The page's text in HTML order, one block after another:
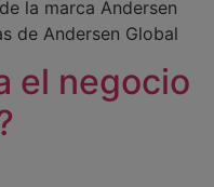
la marca Andersen
de Andersen Global
el negocio